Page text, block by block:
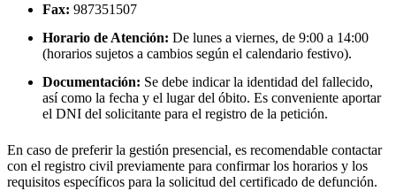
Fax: 987351507
Horario de Atención: De lunes a viernes, de 9:00 a 14:00
(horarios sujetos a cambios según el calendario festivo).
Documentación: Se debe indicar la identidad del fallecido,
así como la fecha y el lugar del óbito. Es conveniente aportar
el DNI del solicitante para el registro de la petición.
En caso de preferir la gestión presencial, es recomendable contactar
con el registro civil previamente para confirmar los horarios y los
requisitos específicos para la solicitud del certificado de defunción.